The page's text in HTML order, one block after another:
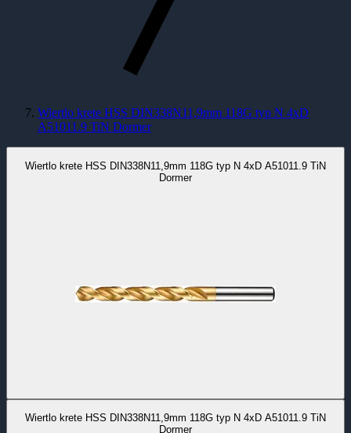
Wiertlo krete HSS DIN338N11,9mm 118G typ N 4xD
A51011.9 TiN Dormer
Wiertlo krete HSS DIN338N11,9mm 118G typ N 4xD A51011.9 TiN
Dormer
Wiertlo krete HSS DIN338N11,9mm 118G typ N 4xD A51011.9 TiN
Dormer